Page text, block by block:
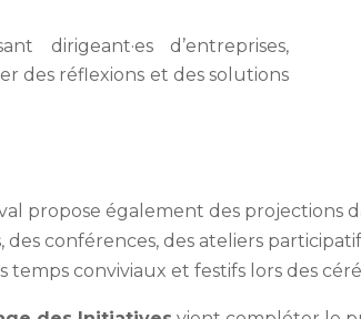
dirigeant·es d’entreprises,
des réflexions et des solutions
propose également des projections
des conférences, des ateliers
temps conviviaux et festifs lors des